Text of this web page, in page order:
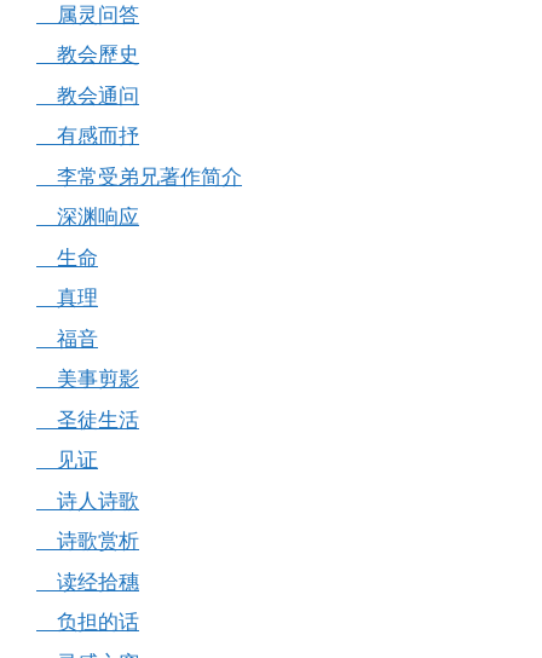
属灵问答
教会歷史
教会通问
有感而抒
李常受弟兄著作简介
深渊响应
生命
真理
福音
美事剪影
圣徒生活
见证
诗人诗歌
诗歌赏析
读经拾穗
负担的话